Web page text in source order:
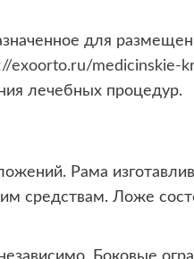
для
exoorto.ru/medicinskie-
лечебных процедур.
Рама
Ложе